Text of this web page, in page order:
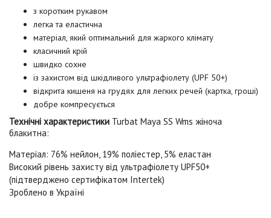
з коротким рукавом
легка та еластична
матеріал, який оптимальний для жаркого клімату
класичний крій
швидко сохне
із захистом від шкідливого ультрафіолету (UPF 50+)
відкрита кишеня на грудях для легких речей (картка, гроші)
добре компресується
Технічні характеристики Turbat Maya SS Wms жіноча
блакитна:
Матеріал: 76% нейлон, 19% поліестер, 5% еластан
Високий рівень захисту від ультрафіолету UPF50+
(підтверджено сертифікатом Intertek)
Зроблено в Україні